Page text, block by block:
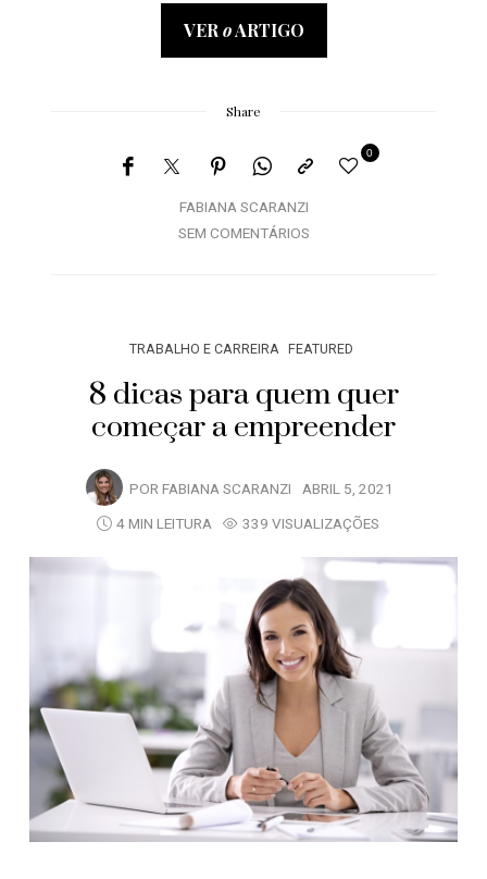
VER oARTIGO
Share
FABIANA SCARANZI
0
SEM COMENTÁRIOS
TRABALHO E CARREIRA FEATURED
8 dicas para quem quer
começar a empreender
POR FABIANA SCARANZI ABRIL 5, 2021
4 MIN LEITURA
339 VISUALIZAÇÕES